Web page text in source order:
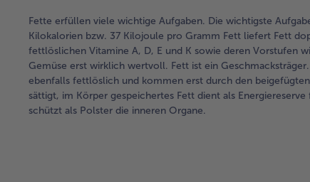
Fette erfüllen viele wichtige Aufgaben. Die wichtigste
Kilokalorien bzw. 37 Kilojoule pro Gramm Fett liefert Fett
fettlöslichen Vitamine A, D, E und K sowie deren Vorstufen
Gemüse erst wirklich wertvoll. Fett ist ein
ebenfalls fettlöslich und kommen erst durch den
sättigt, im Körper gespeichertes Fett dient als
schützt als Polster die inneren Organe.